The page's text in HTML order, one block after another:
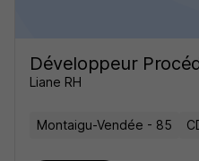
Développeur
Liane RH
Montaigu-Vendée - 85